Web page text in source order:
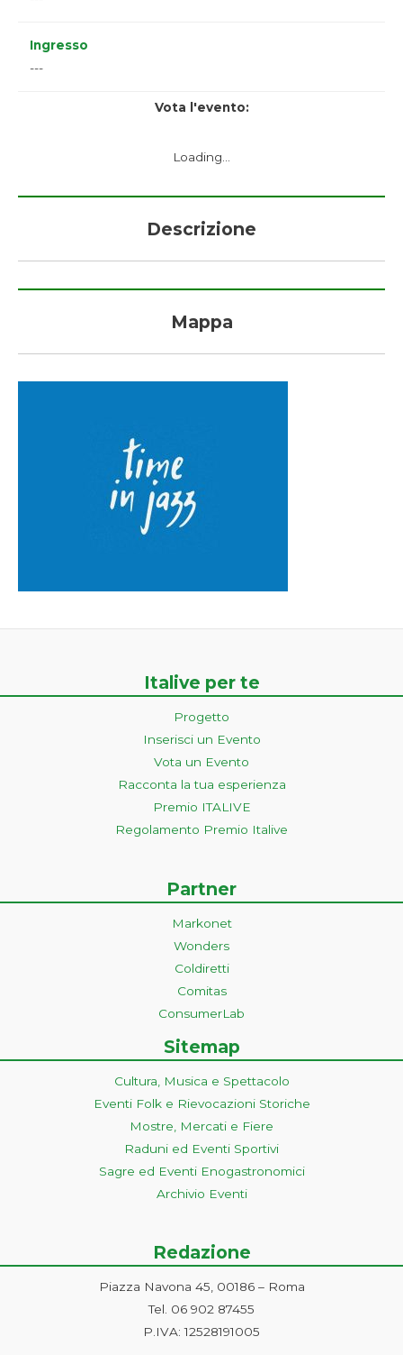
Ingresso
---
Vota l'evento:
Loading...
Descrizione
Mappa
Italive per te
Progetto
Inserisci un Evento
Vota un Evento
Racconta la tua esperienza
Premio ITALIVE
Regolamento Premio Italive
Partner
Markonet
Wonders
Coldiretti
Comitas
ConsumerLab
Sitemap
Cultura, Musica e Spettacolo
Eventi Folk e Rievocazioni Storiche
Mostre, Mercati e Fiere
Raduni ed Eventi Sportivi
Sagre ed Eventi Enogastronomici
Archivio Eventi
Redazione
Piazza Navona 45, 00186 – Roma
Tel. 06 902 87455
P.IVA: 12528191005